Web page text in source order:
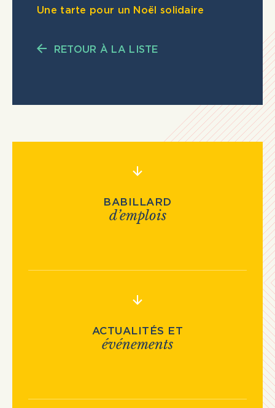
Une tarte pour un Noël solidaire
RETOUR À LA LISTE
BABILLARD
d’emplois
ACTUALITÉS ET
événements